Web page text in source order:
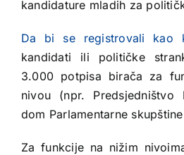
kandidature mladih za
Da bi se registrovali kao
kandidati ili političke
3.000 potpisa birača za
nivou (npr. Predsjedništvo
dom Parlamentarne
Za funkcije na nižim